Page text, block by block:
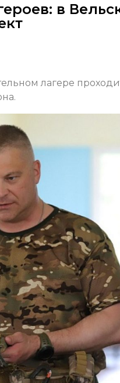
в
лагере